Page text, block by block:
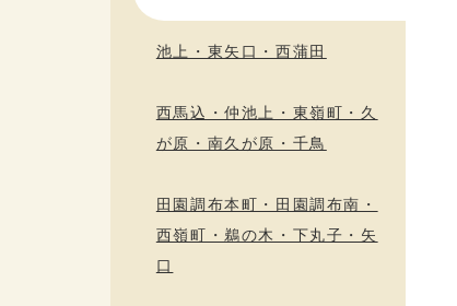
池上・東矢口・西蒲田
西馬込・仲池上・東嶺町・久
が原・南久が原・千鳥
田園調布本町・田園調布南・
西嶺町・鵜の木・下丸子・矢
口